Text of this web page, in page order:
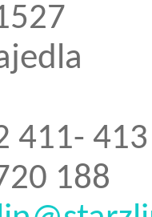
411- 413
188